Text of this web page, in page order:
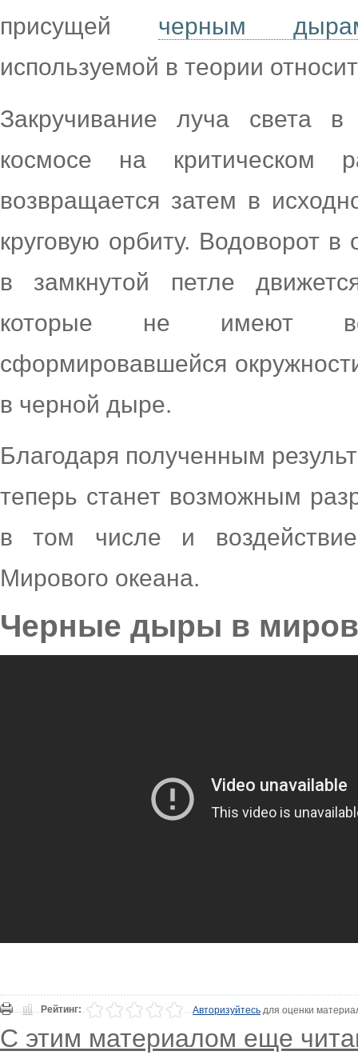
присущей черным
используемой в теории
Закручивание луча света
космосе на критическом
возвращается затем в
круговую орбиту. Водоворот
в замкнутой петле
которые не имеют
сформировавшейся
в черной дыре.
Благодаря полученным
теперь станет возможным
в том числе и
Мирового океана.
Черные дыры в
Рейтинг: Авторизуйтесьдля оценки
С этим материалом еще